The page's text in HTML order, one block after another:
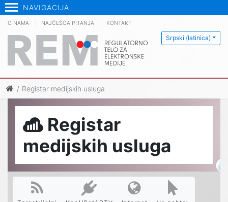
NAVIGACIJA
Srpski (latinica)
O NAMA NAJČEŠĆA PITANJA KONTAKT
Registar medijskih usluga
Registar
medijskih usluga